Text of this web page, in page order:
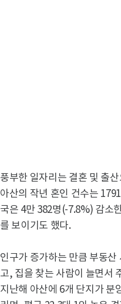
풍부한 일자리는 결혼 및 출
아산의 작년 혼인 건수는
국은 4만 382명(-7.8%) 감소
를 보이기도 했다.
인구가 증가하는 만큼 부동
고, 집을 찾는 사람이 늘면서
지난해 아산에 6개 단지가 분